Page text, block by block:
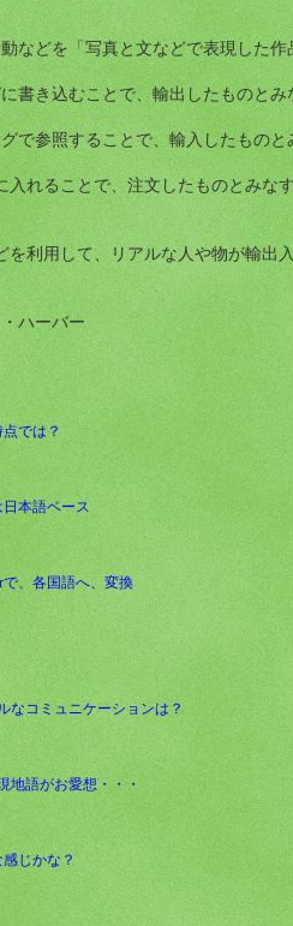
などを「写真と文などで表現した作
書き込むことで、輸出したものとみ
で参照することで、輸入したものと
れることで、注文したものとみな
利用して、リアルな人や物が輸出
ハーバー
点では？
本語ベース
で、各国語へ、変換
なコミュニケーションは？
地語がお愛想・・・
感じかな？